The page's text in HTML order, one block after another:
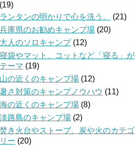
(19)
ランタンの明かりで心を洗う。
(21)
兵庫県のお勧めキャンプ場 (20)
大人のソロキャンプ(12)
寝袋やマット、コットなど「寝る」が
テーマ (19)
山の近くのキャンプ場 (12)
暑さ対策のキャンプノウハウ (11)
海の近くのキャンプ場 (8)
淡路島のキャンプ場 (2)
焚き火台やストーブ、炭や火のカテゴ
リー (20)